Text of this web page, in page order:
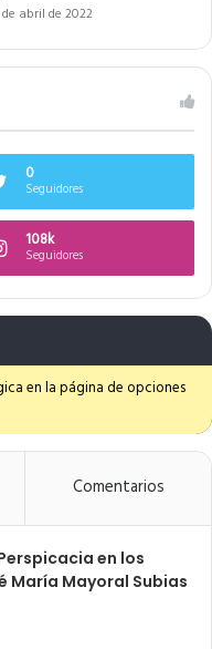
de abril de 2022
0
Seguidores
108k
Seguidores
en la página de opciones
Comentarios
en los
María Mayoral Subias